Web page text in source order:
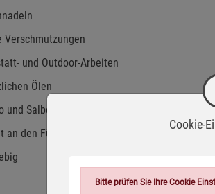
und Outdoor-Arbeiten
Ölen
Salbei
den Füßen geeignet
Cookie-
Bitte prüfen Sie Ihre Cookie